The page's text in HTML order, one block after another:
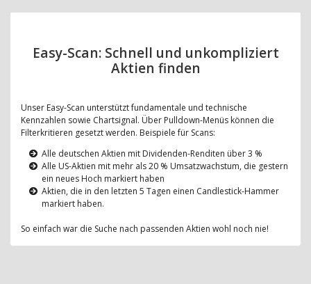
Easy-Scan: Schnell und unkompliziert
Aktien finden
Unser Easy-Scan unterstützt fundamentale und technische
Kennzahlen sowie Chartsignal. Über Pulldown-Menüs können die
Filterkritieren gesetzt werden. Beispiele für Scans:
Alle deutschen Aktien mit Dividenden-Renditen über 3 %
Alle US-Aktien mit mehr als 20 % Umsatzwachstum, die gestern
ein neues Hoch markiert haben
Aktien, die in den letzten 5 Tagen einen Candlestick-Hammer
markiert haben.
So einfach war die Suche nach passenden Aktien wohl noch nie!